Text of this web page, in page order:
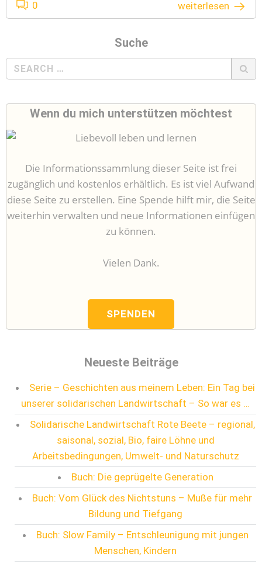
0 weiterlesen
Suche
Search
for:
Wenn du mich unterstützen möchtest
Die Informationssammlung dieser Seite ist frei
zugänglich und kostenlos erhältlich. Es ist viel Aufwand
diese Seite zu erstellen. Eine Spende hilft mir, die Seite
weiterhin verwalten und neue Informationen einfügen
zu können.
Vielen Dank.
SPENDEN
Neueste Beiträge
Serie – Geschichten aus meinem Leben: Ein Tag bei
unserer solidarischen Landwirtschaft – So war es …
Solidarische Landwirtschaft Rote Beete – regional,
saisonal, sozial, Bio, faire Löhne und
Arbeitsbedingungen, Umwelt- und Naturschutz
Buch: Die geprügelte Generation
Buch: Vom Glück des Nichtstuns – Muße für mehr
Bildung und Tiefgang
Buch: Slow Family – Entschleunigung mit jungen
Menschen, Kindern